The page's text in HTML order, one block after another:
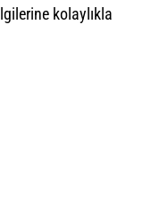
kolaylıkla